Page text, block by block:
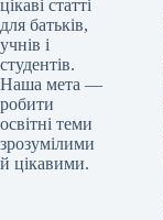
цікаві статті
для батьків,
учнів і
студентів.
Наша мета —
робити
освітні теми
зрозумілими
й цікавими.